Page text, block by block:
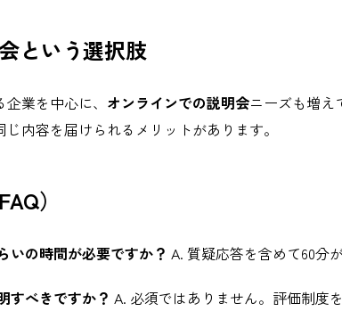
という選択肢
業を中心に、 オンラインでの説明会ニーズも増え
内容を届けられるメリットがあります。
）
いの時間が必要ですか？ A. 質疑応答を含めて60分
すべきですか？ A. 必須ではありません。評価制度